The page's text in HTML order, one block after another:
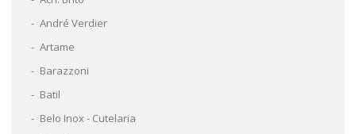
André Verdier
Artame
Barazzoni
Batil
Belo Inox - Cutelaria